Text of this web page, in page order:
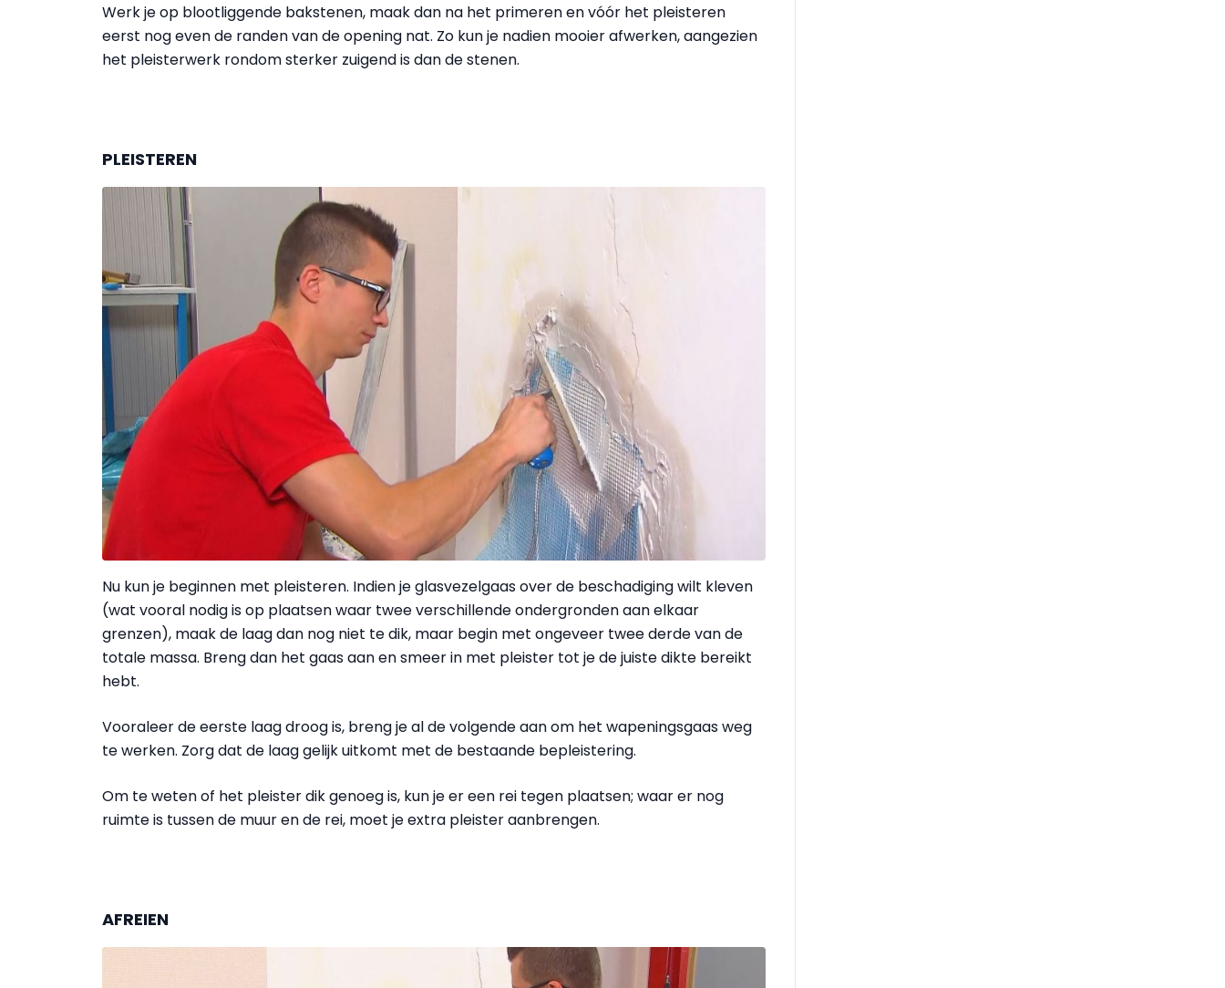
Werk je op blootliggende bakstenen, maak dan na het primeren en vóór het pleisteren
eerst nog even de randen van de opening nat. Zo kun je nadien mooier afwerken, aangezien
het pleisterwerk rondom sterker zuigend is dan de stenen.
PLEISTEREN
Nu kun je beginnen met pleisteren. Indien je glasvezelgaas over de beschadiging wilt kleven
(wat vooral nodig is op plaatsen waar twee verschillende ondergronden aan elkaar
grenzen), maak de laag dan nog niet te dik, maar begin met ongeveer twee derde van de
totale massa. Breng dan het gaas aan en smeer in met pleister tot je de juiste dikte bereikt
hebt.
Vooraleer de eerste laag droog is, breng je al de volgende aan om het wape­ningsgaas weg
te werken. Zorg dat de laag gelijk uitkomt met de bestaande bepleistering.
Om te weten of het pleister dik genoeg is, kun je er een rei tegen plaatsen; waar er nog
ruimte is tussen de muur en de rei, moet je extra pleister aanbrengen.
AFREIEN